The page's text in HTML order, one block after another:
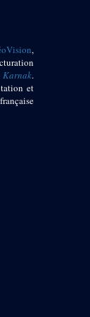
,
Karnak.
et